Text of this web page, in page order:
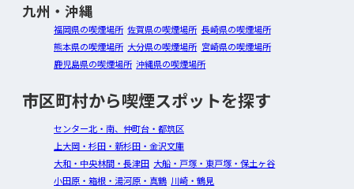
九州・沖縄
福岡県の喫煙場所 佐賀県の喫煙場所 長崎県の喫煙場所
熊本県の喫煙場所 大分県の喫煙場所 宮崎県の喫煙場所
鹿児島県の喫煙場所 沖縄県の喫煙場所
市区町村から喫煙スポットを探す
センター北・南、仲町台・都筑区
上大岡・杉田・新杉田・金沢文庫
大和・中央林間・長津田 大船・戸塚・東戸塚・保土ヶ谷
小田原・箱根・湯河原・真鶴 川崎・鶴見